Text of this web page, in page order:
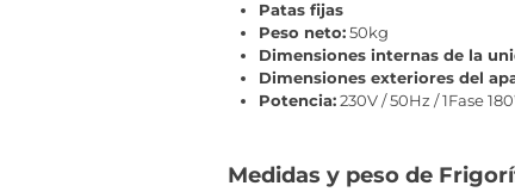
Patas fijas
Peso neto:50kg
Dimensiones internas de la
Dimensiones exteriores del
Potencia:230V / 50Hz / 1Fase
Medidas y peso de